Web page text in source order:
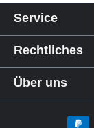
Service
Rechtliches
Über uns